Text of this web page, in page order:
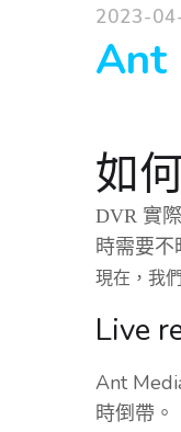
2023-
Ant
如
DVR 實
時需要不
現在，我
Live
Ant
時倒帶。